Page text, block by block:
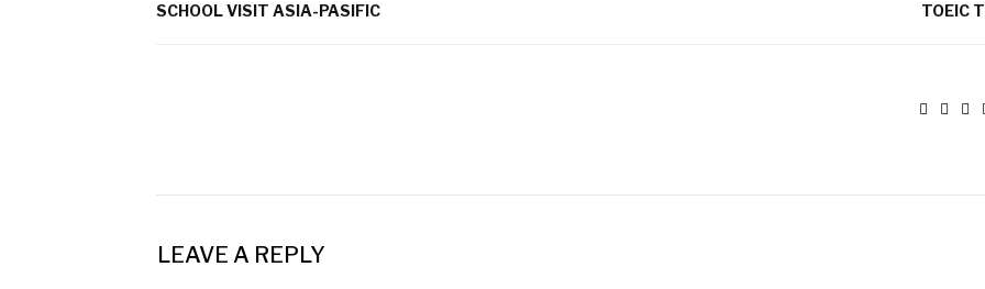
SCHOOL VISIT ASIA-PASIFIC TOEIC
LEAVE A REPLY